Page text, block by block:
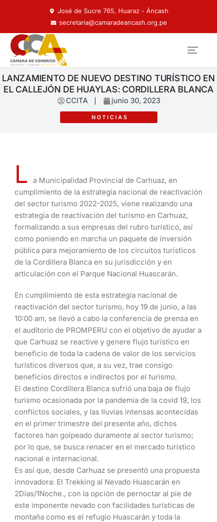
José de Sucre 765, Huaraz - Áncash
secretaria@camaradeancash.org.pe
LANZAMIENTO DE NUEVO DESTINO TURÍSTICO EN
EL CALLEJÓN DE HUAYLAS: CORDILLERA BLANCA
CCITA junio 30, 2023
NOTICIAS
L
a Municipalidad Provincial de Carhuaz, en
cumplimiento de la estrategia nacional de reactivación
del sector turismo 2022-2025, viene realizando una
estrategia de reactivación del turismo en Carhuaz,
formalizando a sus empresas del rubro turístico, así
como poniendo en marcha un paquete de inversión
pública para mejoramiento de los circuitos turísticos
de la Cordillera Blanca en su jurisdicción y en
articulación con el Parque Nacional Huascarán.
En cumplimiento de esta estrategia nacional de
reactivación del sector turismo, hoy 19 de junio, a las
10:00 am, se llevó a cabo la conferencia de prensa en
el auditorio de PROMPERU con el objetivo de ayudar a
que Carhuaz se reactive y genere flujo turístico en
beneficio de toda la cadena de valor de los servicios
turísticos diversos que, a su vez, trae consigo
beneficios directos e indirectos por el turismo.
El destino Cordillera Blanca sufrió una baja de flujo
turismo ocasionada por la pandemia de la covid 19, los
conflictos sociales, y las lluvias intensas acontecidas
en el primer trimestre del presente año, dichos
factores han golpeado duramente al sector turismo;
por lo que, se busca renacer en el mercado turístico
nacional e internacional.
Es así que, desde Carhuaz se presentó una propuesta
innovadora: El Trekking al Nevado Huascarán en
2Días/1Noche., con la opción de pernoctar al pie de
este imponente nevado con facilidades turísticas de
montaña como es el refugio Huascarán y toda la